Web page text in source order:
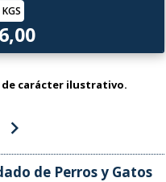
de carácter ilustrativo.
chevron_right
de Perros y Gatos